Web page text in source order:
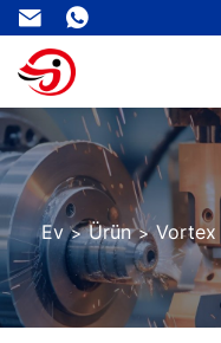
yüksek
hacimli
hava
üfleyici
Ev Ürün Vortex